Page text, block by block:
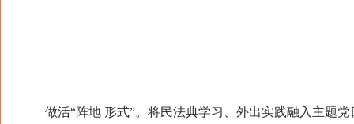
做活“阵地 形式”。将民法典学习、外出实践融入主题党